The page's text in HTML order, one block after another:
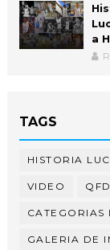
a
TAGS
HISTORIA
VIDEO QFD
CATEGORIAS
GALERIA DE